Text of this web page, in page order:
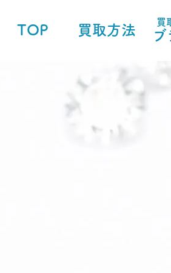
TOP 買取方法
買
ブ